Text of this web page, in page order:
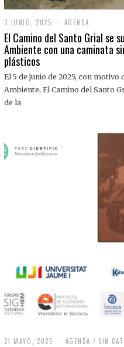
3 JUNIO, 2025
J
U
N
,
0
AGENDA
El Camino del Santo Grial se
Ambiente con una caminata
plásticos
El 5 de junio de 2025, con motivo
Ambiente, El Camino del Santo
de la
21 MAYO, 2025 AGENDA / SIN